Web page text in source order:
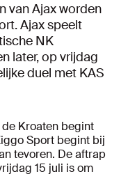
van Ajax worden
Ajax speelt
NK
later, op vrijdag
duel met KAS
Kroaten begint
Sport begint bij
tevoren. De aftrap
15 juli is om